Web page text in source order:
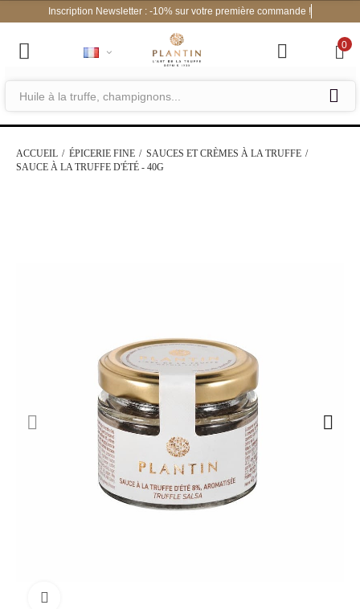
Inscription Newsletter : -10% sur votre première commande !
0
ACCUEIL ÉPICERIE FINE
SAUCES ET CRÈMES À LA TRUFFE
SAUCE À LA TRUFFE D'ÉTÉ - 40G